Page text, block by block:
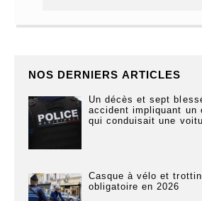
NOS DERNIERS ARTICLES
Un décès et sept
accident impliquant un
qui conduisait une
Casque à vélo et
obligatoire en 2026